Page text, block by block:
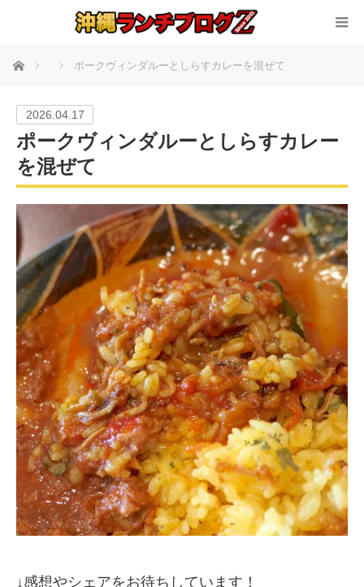
ホーム ポークヴィンダルーとしらすカレーを混ぜて
2026.04.17
ポークヴィンダルーとしらすカレー
を混ぜて
↓感想やシェアをお待ちしています！